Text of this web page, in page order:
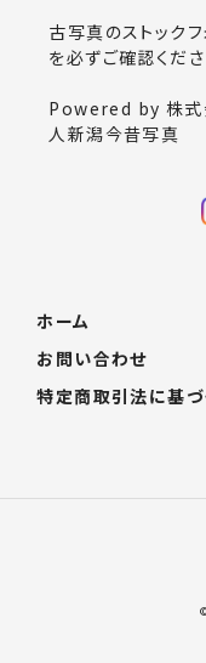
古写真のストック
を必ずご確認くださ
Powered by 株式
人新潟今昔写真
ホーム
お問い合わせ
特定商取引法に基づ